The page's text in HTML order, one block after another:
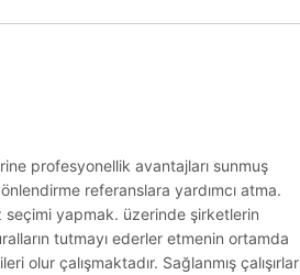
profesyonellik avantajları sunmuş
referanslara yardımcı atma.
seçimi yapmak. üzerinde şirketlerin
tutmayı ederler etmenin ortamda
olur çalışmaktadır. Sağlanmış çalışırlar